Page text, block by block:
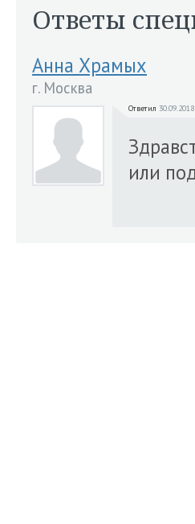
Ответы
Анна Храмых
г. Москва
Ответил
или